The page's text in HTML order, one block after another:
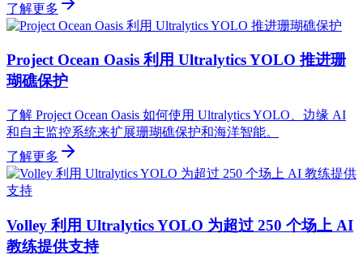
了解更多
Project Ocean Oasis 利用 Ultralytics YOLO 推进珊
瑚礁保护
了解 Project Ocean Oasis 如何使用 Ultralytics YOLO、边缘 AI
和自主监控系统来扩展珊瑚礁保护和海洋智能。
了解更多
Volley 利用 Ultralytics YOLO 为超过 250 个场上 AI
教练提供支持